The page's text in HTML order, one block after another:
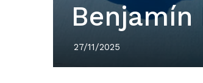
27/11/2025